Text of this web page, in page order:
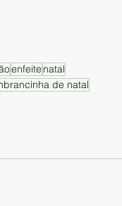
enfeite natal
de natal